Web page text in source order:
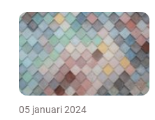
05 januari 2024